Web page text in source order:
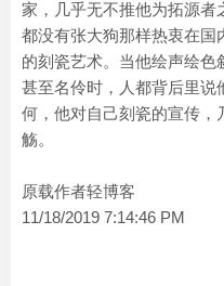
家，几乎无不推他为拓源者
都没有张大狗那样热衷在国
的刻瓷艺术。当他绘声绘色
甚至名伶时，人都背后里说
何，他对自己刻瓷的宣传，
觞。
原载作者轻博客
11/18/2019 7:14:46 PM